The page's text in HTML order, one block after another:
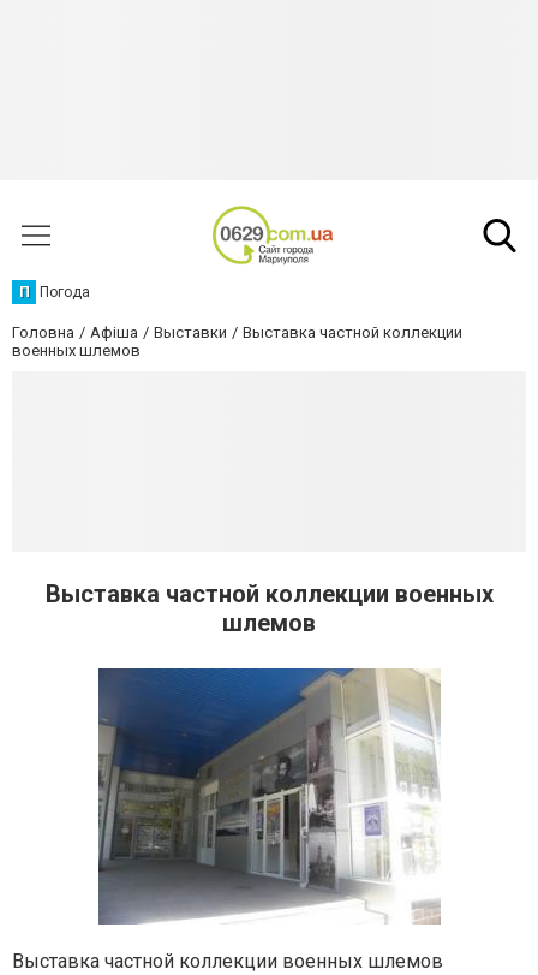
П Погода
Головна Афіша Выставки
Выставка частной коллекции
военных шлемов
Выставка частной коллекции военных
шлемов
Выставка частной коллекции военных шлемов